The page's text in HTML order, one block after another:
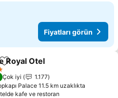
Fiyatları görün
Favorilerime ekle
Royal Otel
Çok iyi
1.177
Palace 11.5 km uzaklıkta
kafe ve restoran